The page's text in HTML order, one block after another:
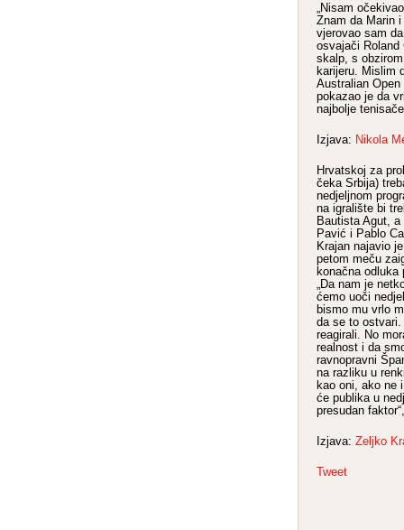
„Nisam
Znam da Marin
vjerovao sam
osvajači Roland
skalp, s
karijeru. Mislim
Australian
pokazao je da
najbolje
Izjava: Nikola
Hrvatskoj za
čeka Srbija)
nedjeljnom
na igralište bi
Bautista Agut,
Pavić i Pablo
Krajan najavio
petom meču
konačna odluka
„Da nam je
ćemo uoči
bismo mu vrlo
da se to
reagirali. No
realnost i da
ravnopravni
na razliku u
kao oni, ako ne
će publika u
presudan
Izjava: Zeljko
Tweet